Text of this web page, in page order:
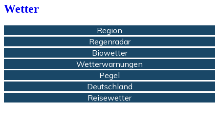
Wetter
Region
Regenradar
Biowetter
Wetterwarnungen
Pegel
Deutschland
Reisewetter